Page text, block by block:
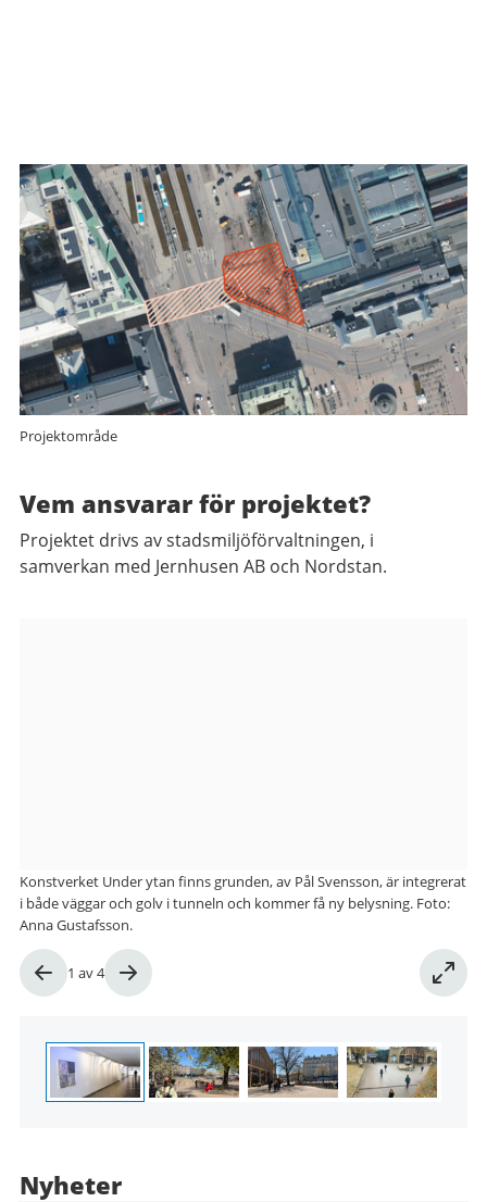
Projektområde
Vem ansvarar för projektet?
Projektet drivs av stadsmiljöförvaltningen, i
samverkan med Jernhusen AB och Nordstan.
Bild
4
1 av4
Konstverket Under ytan finns grunden, av Pål Svensson, är integrerat
i både väggar och golv i tunneln och kommer få ny belysning. Foto:
Anna Gustafsson.
Nyheter